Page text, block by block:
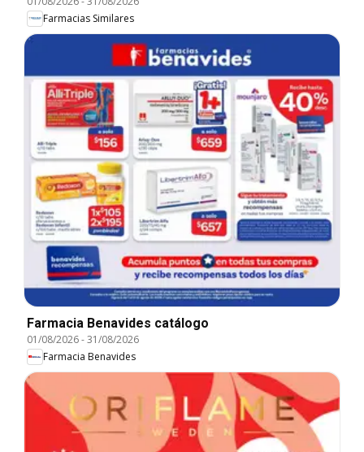
Farmacias Similares
Farmacia Benavides catálogo
01/08/2026-31/08/2026
Farmacia Benavides